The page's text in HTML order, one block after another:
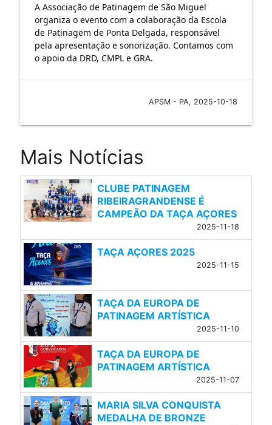
A Associação de Patinagem de São Miguel
organiza o evento com a colaboração da Escola
de Patinagem de Ponta Delgada, responsável
pela apresentação e sonorização. Contamos com
o apoio da DRD, CMPL e GRA.
APSM - PA, 2025-10-18
Mais Notícias
CLUBE PATINAGEM
RIBEIRAGRANDENSE É
CAMPEÃO DA TAÇA AÇORES
2025-11-18
TAÇA AÇORES 2025
2025-11-15
TAÇA DA EUROPA DE
PATINAGEM ARTÍSTICA
2025-11-10
TAÇA DA EUROPA DE
PATINAGEM ARTÍSTICA
2025-11-07
MARIA SILVA CONQUISTA
MEDALHA DE BRONZE